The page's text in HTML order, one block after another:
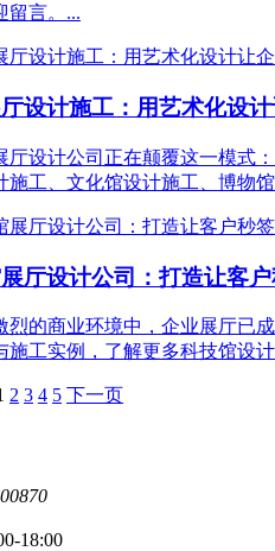
留言。...
设计施工：用艺术化设
厅设计公司正在颠覆这一模式
施工、文化馆设计施工、博物
厅设计公司：打造让客
烈的商业环境中，企业展厅已
施工实例，了解更多科技馆设
2 3 4 5 下一页
18:00